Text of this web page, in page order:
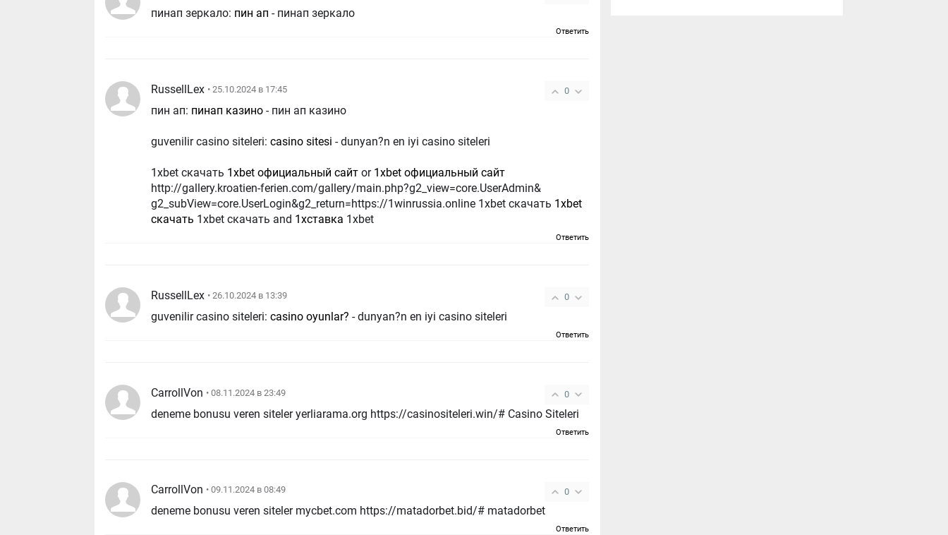
пинап зеркало: пин ап - пинап зеркало
Ответить
0
RussellLex • 25.10.2024 в 17:45
пин ап: пинап казино - пин ап казино
guvenilir casino siteleri:casino sitesi - dunyan?n en iyi casino siteleri
1xbet скачать 1xbet официальный сайт or 1xbet официальный сайт
http://gallery.kroatien-ferien.com/gallery/main.php?g2_view=core.UserAdmin&
g2_subView=core.UserLogin&g2_return=https://1winrussia.online 1xbet скачать 1xbet
скачать 1xbet скачать and 1хставка 1xbet
Ответить
0
RussellLex • 26.10.2024 в 13:39
guvenilir casino siteleri:casino oyunlar? - dunyan?n en iyi casino siteleri
Ответить
0
CarrollVon • 08.11.2024 в 23:49
deneme bonusu veren siteler yerliarama.org https://casinositeleri.win/# Casino Siteleri
Ответить
0
CarrollVon • 09.11.2024 в 08:49
deneme bonusu veren siteler mycbet.com https://matadorbet.bid/# matadorbet
Ответить